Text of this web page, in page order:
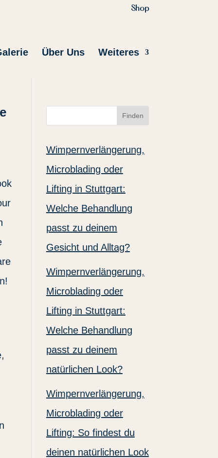
Shop
Über Uns Weiteres
Finden
Wimpernverlängerung,
Microblading oder
Lifting in Stuttgart:
Welche Behandlung
passt zu deinem
Gesicht und Alltag?
Wimpernverlängerung,
Microblading oder
Lifting in Stuttgart:
Welche Behandlung
passt zu deinem
natürlichen Look?
Wimpernverlängerung,
Microblading oder
Lifting: So findest du
deinen natürlichen Look